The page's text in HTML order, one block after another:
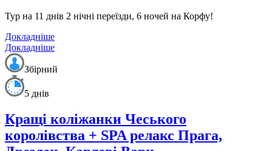
Тур на 11 днів 2 нічні переїзди, 6 ночей на Корфу!
Докладніше
Докладніше
Збірний
5 днів
Кращі коліжанки Чеського
королівства + SPA релакс Прага,